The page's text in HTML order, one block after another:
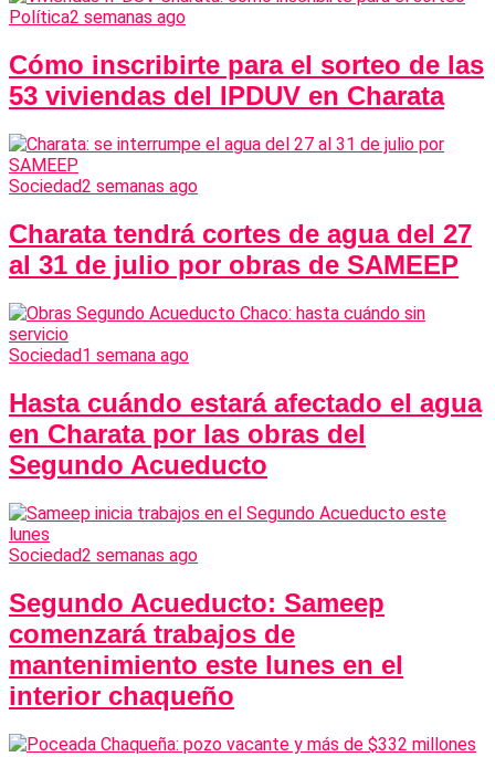
Política2 semanas ago
Cómo inscribirte para el sorteo de las
53 viviendas del IPDUV en Charata
Sociedad2 semanas ago
Charata tendrá cortes de agua del 27
al 31 de julio por obras de SAMEEP
Sociedad1 semana ago
Hasta cuándo estará afectado el agua
en Charata por las obras del
Segundo Acueducto
Sociedad2 semanas ago
Segundo Acueducto: Sameep
comenzará trabajos de
mantenimiento este lunes en el
interior chaqueño